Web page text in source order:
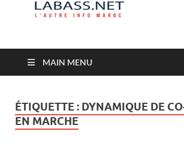
MAIN MENU
ÉTIQUETTE : DYNAMIQUE DE
EN MARCHE